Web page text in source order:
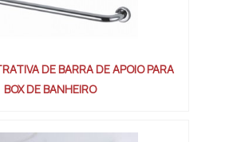
DE BARRA DE APOIO PARA
BOX DE BANHEIRO